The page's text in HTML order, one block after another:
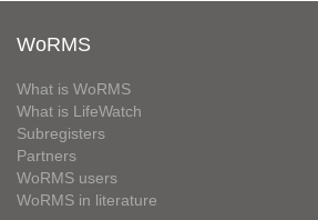
WoRMS
What is WoRMS
What is LifeWatch
Subregisters
Partners
WoRMS users
WoRMS in literature